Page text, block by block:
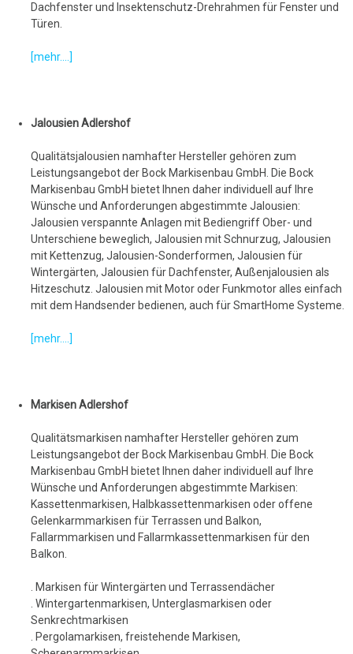
Dachfenster und Insektenschutz-Drehrahmen für Fenster und
Türen.
[mehr....]
Jalousien Adlershof
Qualitätsjalousien namhafter Hersteller gehören zum
Leistungsangebot der Bock Markisenbau GmbH. Die Bock
Markisenbau GmbH bietet Ihnen daher individuell auf Ihre
Wünsche und Anforderungen abgestimmte Jalousien:
Jalousien verspannte Anlagen mit Bediengriff Ober- und
Unterschiene beweglich, Jalousien mit Schnurzug, Jalousien
mit Kettenzug, Jalousien-Sonderformen, Jalousien für
Wintergärten, Jalousien für Dachfenster, Außenjalousien als
Hitzeschutz. Jalousien mit Motor oder Funkmotor alles einfach
mit dem Handsender bedienen, auch für SmartHome Systeme.
[mehr....]
Markisen Adlershof
Qualitätsmarkisen namhafter Hersteller gehören zum
Leistungsangebot der Bock Markisenbau GmbH. Die Bock
Markisenbau GmbH bietet Ihnen daher individuell auf Ihre
Wünsche und Anforderungen abgestimmte Markisen:
Kassettenmarkisen, Halbkassettenmarkisen oder offene
Gelenkarmmarkisen für Terrassen und Balkon,
Fallarmmarkisen und Fallarmkassettenmarkisen für den
Balkon.
. Markisen für Wintergärten und Terrassendächer
. Wintergartenmarkisen, Unterglasmarkisen oder
Senkrechtmarkisen
. Pergolamarkisen, freistehende Markisen,